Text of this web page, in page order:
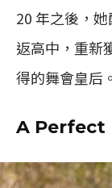
20 年之後，
返高中，重新
得的舞會皇后。
A Perfect